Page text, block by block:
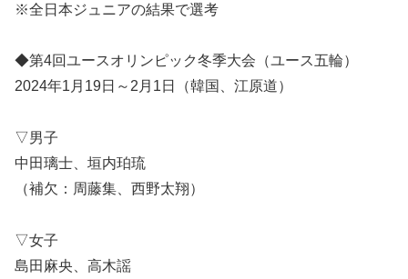
※全日本ジュニアの結果で選考
◆第4回ユースオリンピック冬季大会（ユース五輪）
2024年1月19日～2月1日（韓国、江原道）
▽男子
中田璃士、垣内珀琉
（補欠：周藤集、西野太翔）
▽女子
島田麻央、高木謡